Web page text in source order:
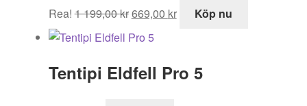
Rea! 1 199,00kr
ursprungliga
priset
1
669,00 kr
nuvarande
669,00 kr.
Köp nu
Tentipi Eldfell Pro 5